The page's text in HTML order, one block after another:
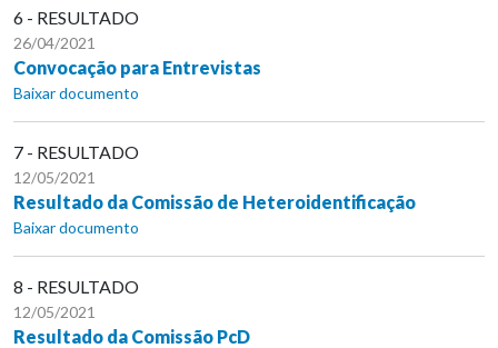
6 - RESULTADO
26/04/2021
Convocação para Entrevistas
Baixar documento
7 - RESULTADO
12/05/2021
Resultado da Comissão de Heteroidentificação
Baixar documento
8 - RESULTADO
12/05/2021
Resultado da Comissão PcD